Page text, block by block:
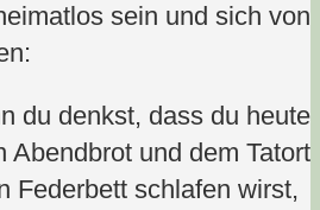
sein und sich von
du denkst, dass du heute
Abendbrot und dem Tatort
Federbett schlafen wirst,